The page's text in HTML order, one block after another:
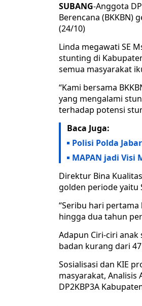
SUBANG-Anggota
Berencana (BKKBN)
(24/10)
Linda megawati SE
stunting di
semua masyarakat
“Kami bersama
yang mengalami
terhadap potensi
Baca Juga:
Polisi Polda
MAPAN jadi Visi
Direktur Bina
golden periode yaitu
“Seribu hari
hingga dua tahun
Adapun Ciri-ciri
badan kurang dari
Sosialisasi dan KIE
masyarakat, Analisis
DP2KBP3A